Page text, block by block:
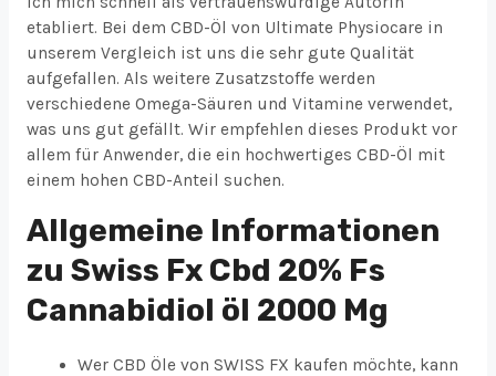
etabliert. Bei dem CBD-Öl von Ultimate Physiocare in
unserem Vergleich ist uns die sehr gute Qualität
aufgefallen. Als weitere Zusatzstoffe werden
verschiedene Omega-Säuren und Vitamine verwendet,
was uns gut gefällt. Wir empfehlen dieses Produkt vor
allem für Anwender, die ein hochwertiges CBD-Öl mit
einem hohen CBD-Anteil suchen.
Allgemeine Informationen
zu Swiss Fx Cbd 20% Fs
Cannabidiol öl 2000 Mg
Wer CBD Öle von SWISS FX kaufen möchte, kann